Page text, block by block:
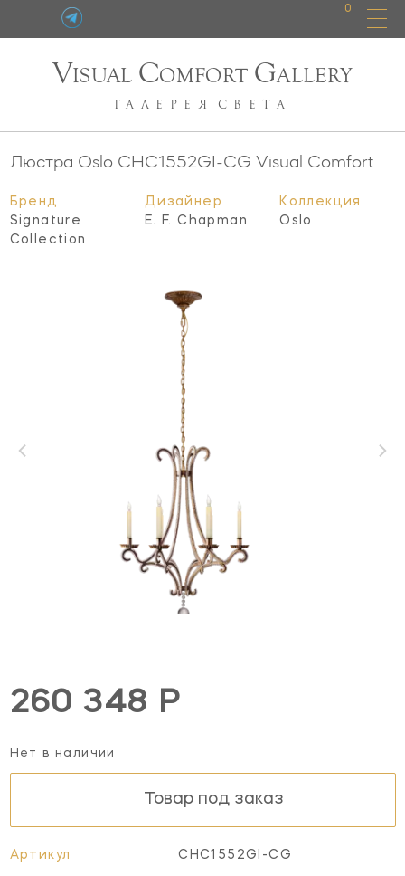
0
VISUAL COMFORT GALLERY
ГАЛЕРЕЯ СВЕТА
Люстра Oslo CHC1552GI-CG Visual Comfort
Бренд
Signature
Collection
Дизайнер
E. F. Chapman
Коллекция
Oslo
260 348 Р
Нет в наличии
Товар под заказ
Артикул CHC1552GI-CG